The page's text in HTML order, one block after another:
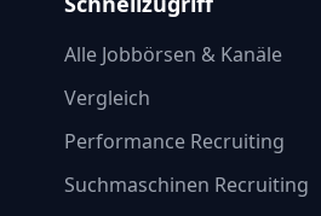
Alle Jobbörsen & Kanäle
Vergleich
Performance Recruiting
Suchmaschinen Recruiting